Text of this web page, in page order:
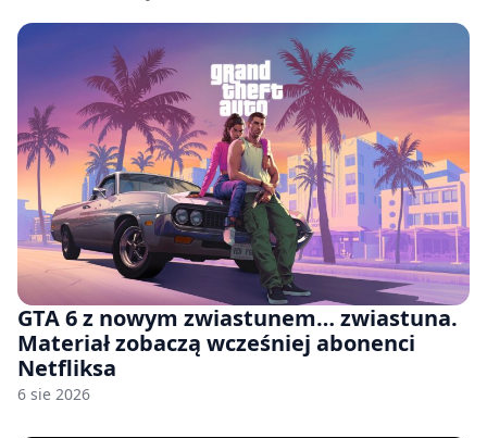
GTA 6 z nowym zwiastunem… zwiastuna.
Materiał zobaczą wcześniej abonenci
Netfliksa
6 sie 2026